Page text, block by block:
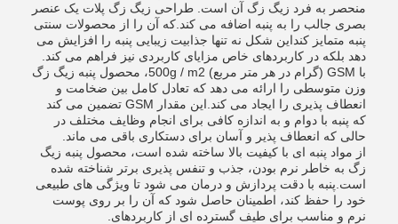
منحصر به فرد زیگ زگ آن است. طراحی زیگ زگ پلات یک عنصر
بصری جالب را به پنبه اضافه می کند.که آن را از محصولات سنتی
پنبه متمایز کنداین شکل نه تنها جذابیت زیبایی پنبه را افزایش می
دهد بلکه در کاربردهای خاص مزایای کاربردی نیز فراهم می کند.
با GSM (گرام در هر متر مربع) 500g / m2، محصول پنبه زیگ زگ
وزن متوسطی را ارائه می دهد که تعادل کامل بین ضخامت و
انعطاف پذیری را ایجاد می کند.این مقدار GSM تضمین می کند
که پنبه با دوام و به اندازه کافی برای انجام وظایف مختلف در
حالی که انعطاف پذیر و آسان برای دستکاری باقی می ماند.
از مواد پنبه ای با کیفیت بالا ساخته شده است، محصول پنبه زیگ
زگ به خاطر نرم بودن، جذب و تنفس پذیری برتر شناخته شده
است.پنبه با دقت پردازش و درمان می شود تا ویژگی های طبیعی
خود را حفظ کند، اطمینان حاصل شود که آن را بر روی پوست
نرم و مناسب برای طیف گسترده ای از کاربردهای.